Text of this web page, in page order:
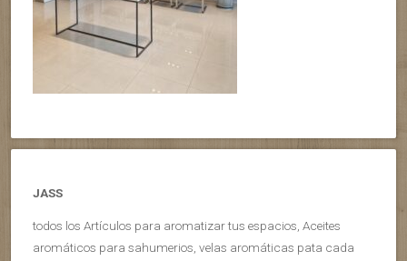
JASS
todos los Artículos para aromatizar tus espacios, Aceites
aromáticos para sahumerios, velas aromáticas pata cada